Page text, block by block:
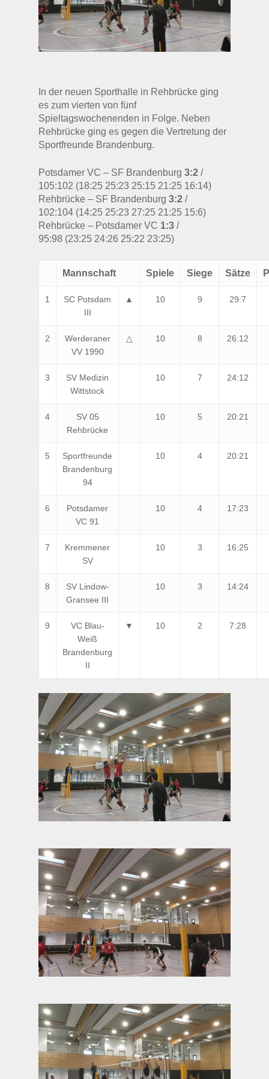
In der neuen Sporthalle in Rehbrücke ging
es zum vierten von fünf
Spieltagswochenenden in Folge. Neben
Rehbrücke ging es gegen die Vertretung der
Sportfreunde Brandenburg.
Potsdamer VC – SF Brandenburg3:2 /
105:102 (18:25 25:23 25:15 21:25 16:14)
Rehbrücke – SF Brandenburg3:2 /
102:104 (14:25 25:23 27:25 21:25 15:6)
Rehbrücke – Potsdamer VC 1:3 /
95:98 (23:25 24:26 25:22 23:25)
Mannschaft Spiele Siege Sätze
1
SC Potsdam
III
▲ 10 9 29:7
2
Werderaner
VV 1990
△ 10 8 26:12
3
SV Medizin
Wittstock
10 7 24:12
4
SV 05
Rehbrücke
10 5 20:21
5
Sportfreunde
Brandenburg
94
10 4 20:21
6
Potsdamer
VC 91
10 4 17:23
7
Kremmener
SV
10 3 16:25
8
SV Lindow-
Gransee III
10 3 14:24
9
VC Blau-
Weiß
Brandenburg
II
▼ 10 2 7:28